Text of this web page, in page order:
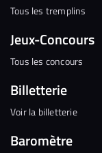
Tous les tremplins
Jeux-Concours
Tous les concours
Billetterie
Voir la billetterie
Baromètre